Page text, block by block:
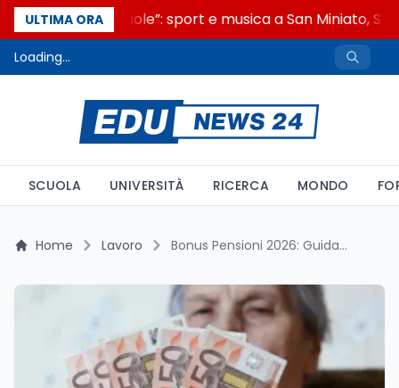
ULTIMA ORA
“Noi siamo le Scuole”: sport e musica a San Miniato,
Loading...
SCUOLA UNIVERSITÀ RICERCA MONDO
Home Lavoro Bonus Pensioni 2026: Guida Completa a Tutti gli Incentivi per Aumentare l’Importo delle Pensioni Basse